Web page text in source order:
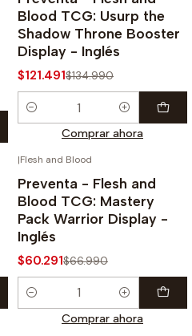
Blood TCG: Usurp the
Shadow Throne Booster
Display - Inglés
$121.491$134.990
Cantidad
Comprar ahora
-10%
|Flesh and Blood
Preventa - Flesh and
Blood TCG: Mastery
Pack Warrior Display -
Inglés
$60.291$66.990
Cantidad
Comprar ahora